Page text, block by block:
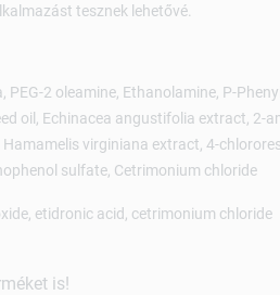
tesznek lehetővé.
PEG-2 oleamine, Ethanolamine, P-
oil, Echinacea angustifolia extract, 2-
virginiana extract, 4-
sulfate, Cetrimonium chloride
etidronic acid, cetrimonium chloride
is!